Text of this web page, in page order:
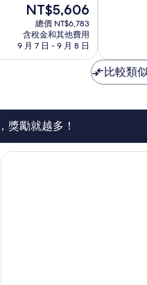
現
價
格
為
NT$5,606
總價 NT$6,783
含稅金和其他費用
9 月 7 日 - 9 月 8 日
蘭
灣
極
了，
61
評
比較類
獎勵就越多！